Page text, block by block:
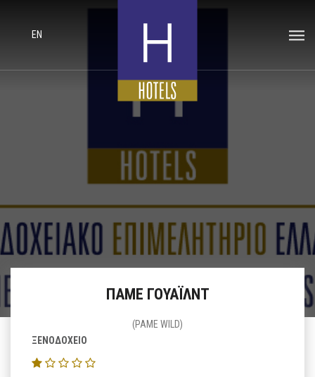
EN
ΠΑΜΕ ΓΟΥΑΪΛΝΤ
(PAME WILD)
ΞΕΝΟΔΟΧΕΙΟ